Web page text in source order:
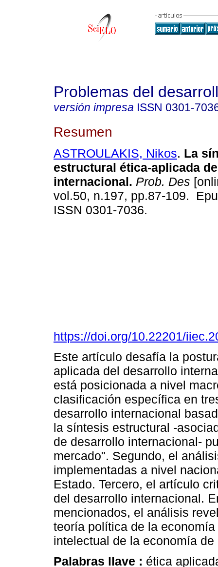
Problemas del
versión impresa ISSN 0301-
Resumen
ASTROULAKIS, Nikos. La
estructural ética-aplicada
internacional. Prob. Des
vol.50, n.197, pp.87-109.
ISSN 0301-7036.
https://doi.org/10.22201/
Este artículo desafía la
aplicada del desarrollo
está posicionada a nivel
clasificación específica en
desarrollo internacional
la síntesis estructural -
de desarrollo internacional-
mercado". Segundo, el
implementadas a nivel
Estado. Tercero, el artículo
del desarrollo internacional.
mencionados, el análisis
teoría política de la
intelectual de la economía
Palabras llave : ética